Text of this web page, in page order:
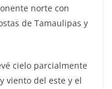
norte con
de Tamaulipas y
cielo parcialmente
viento del este y el